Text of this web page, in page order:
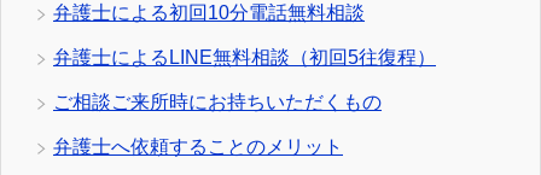
弁護士による初回10分電話無料相談
弁護士によるLINE無料相談（初回5往復程）
ご相談ご来所時にお持ちいただくもの
弁護士へ依頼することのメリット